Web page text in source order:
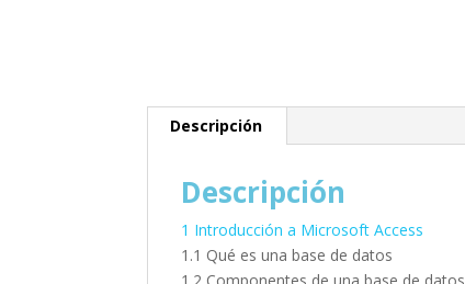
Descripción
Descripción
1 Introducción a Microsoft Access
1.1 Qué es una base de datos
1.2 Componentes de una base de datos